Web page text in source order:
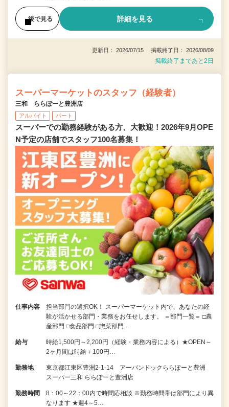
後で見る 詳細を見る
更新日： 2026/07/15 掲載終了日： 2026/08/09
掲載終了まであと2日
スーパーマーケットのスタッフ（経験者）
三和 ららぽーと豊洲店
アルバイト パート
スーパーでの勤務経験がある方、大歓迎！2026年9月OPE
N予定の店舗でスタッフ100名募集！
仕事内容
担当部門の選択OK！ スーパーマーケット内で、あなたの経
験が活かせる部門・業務をお任せします。 ＝部門一覧＝ □農
産部門 □食品部門 □惣菜部門 …
給与
時給1,500円～2,200円（経験・業務内容による）★OPEN～
2ヶ月間は時給＋100円…
勤務地
東京都江東区豊洲2-1-14 アーバンドックららぽーと豊洲
スーパー三和 ららぽーと豊洲店
勤務時間
8：00～22：00内で時間応相談 ※勤務時間帯は部門により異
なります ★週4～5…